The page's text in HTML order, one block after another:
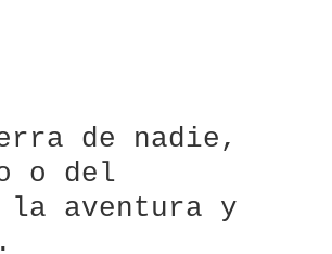
de nadie,
o del
la aventura y